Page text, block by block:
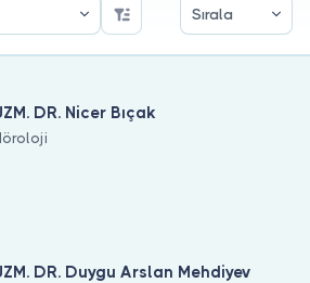
musunuz?
Sırala
DR. Nicer Bıçak
DR. Duygu Arslan Mehdiyev